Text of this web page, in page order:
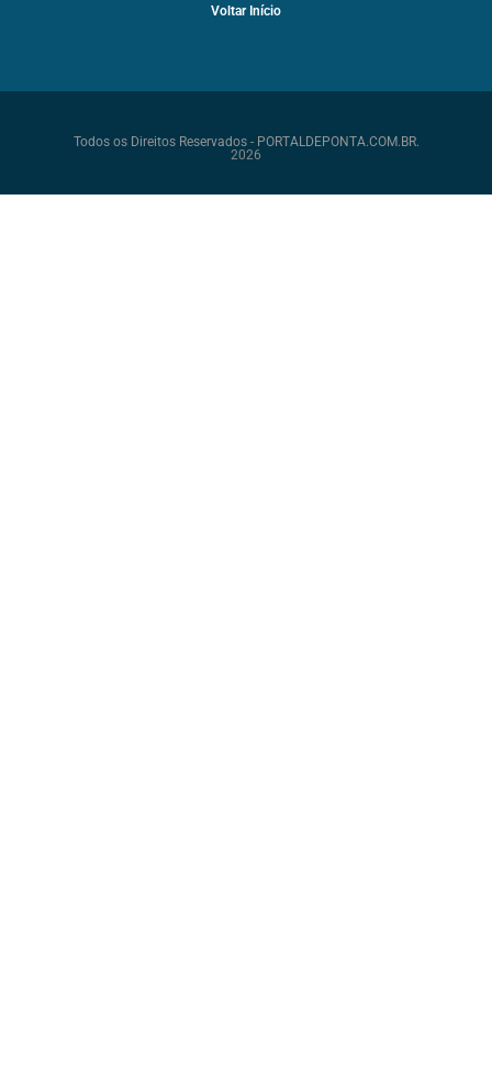
Voltar Início
Todos os Direitos Reservados - PORTALDEPONTA.COM.BR.
2026